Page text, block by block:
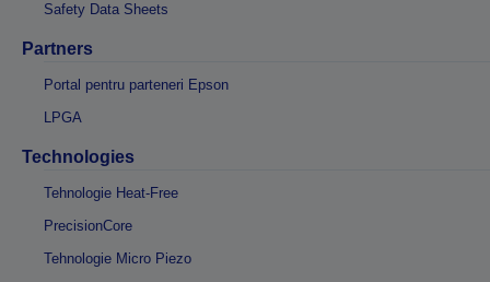
Safety Data Sheets
Partners
Portal pentru parteneri Epson
LPGA
Technologies
Tehnologie Heat-Free
PrecisionCore
Tehnologie Micro Piezo